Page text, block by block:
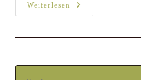
Weiterlesen